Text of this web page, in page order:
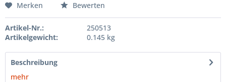
Merken Bewerten
Artikel-Nr.:
250513
Artikelgewicht:
0.145 kg
Beschreibung
mehr